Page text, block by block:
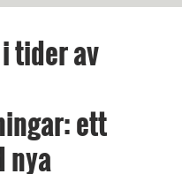
tider av
ett
nya